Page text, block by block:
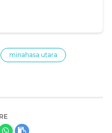
minahasa utara